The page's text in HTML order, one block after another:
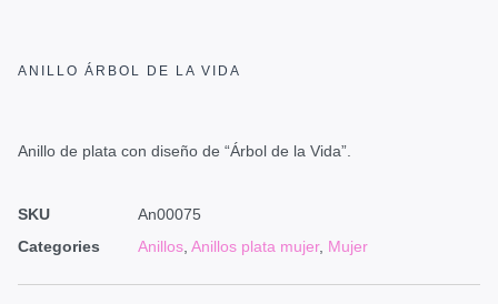
ANILLO ÁRBOL DE LA VIDA
Anillo de plata con diseño de “Árbol de la Vida”.
SKU
An00075
Categories
Anillos Anillos plata mujer, Mujer